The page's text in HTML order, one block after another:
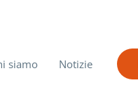
siamo Notizie